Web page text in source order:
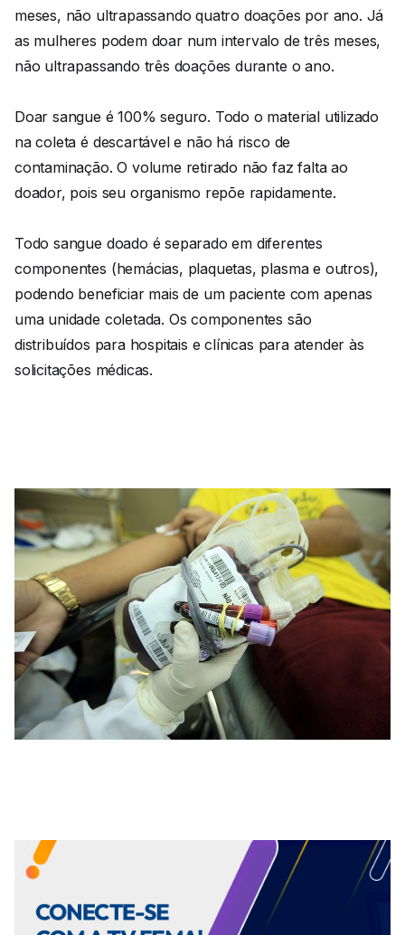
meses, não ultrapassando quatro doações por ano. Já
as mulheres podem doar num intervalo de três meses,
não ultrapassando três doações durante o ano.
Doar sangue é 100% seguro. Todo o material utilizado
na coleta é descartável e não há risco de
contaminação. O volume retirado não faz falta ao
doador, pois seu organismo repõe rapidamente.
Todo sangue doado é separado em diferentes
componentes (hemácias, plaquetas, plasma e outros),
podendo beneficiar mais de um paciente com apenas
uma unidade coletada. Os componentes são
distribuídos para hospitais e clínicas para atender às
solicitações médicas.